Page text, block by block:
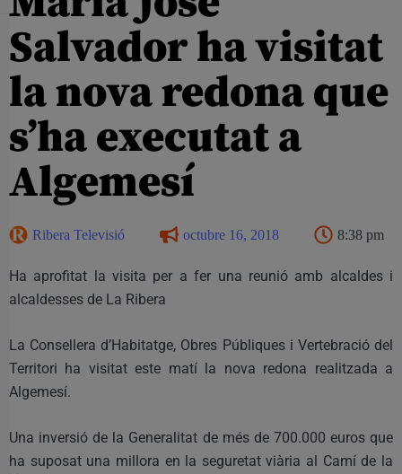
Salvador ha visitat
la nova redona que
s’ha executat a
Algemesí
Ribera Televisió octubre 16, 2018 8:38 pm
Ha aprofitat la visita per a fer una reunió amb alcaldes i
alcaldesses de La Ribera
La Consellera d’Habitatge, Obres Públiques i Vertebració del
Territori ha visitat este matí la nova redona realitzada a
Algemesí.
Una inversió de la Generalitat de més de 700.000 euros que
ha suposat una millora en la seguretat viària al Camí de la